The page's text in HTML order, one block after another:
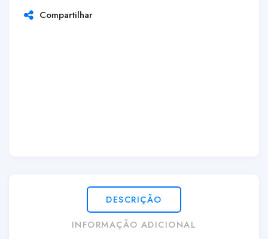
Compartilhar
DESCRIÇÃO
INFORMAÇÃO ADICIONAL